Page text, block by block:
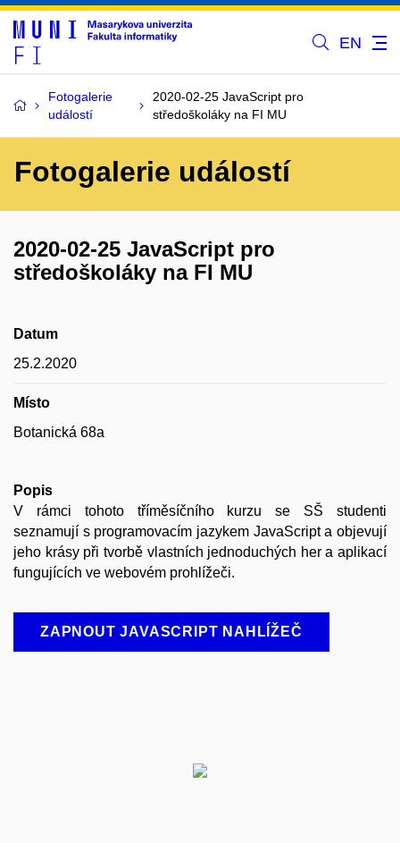
EN
Fotogalerie
událostí
2020-02-25 JavaScript pro
středoškoláky na FI MU
Fotogalerie událostí
2020-02-25 JavaScript pro
středoškoláky na FI MU
Datum
25.2.2020
Místo
Botanická 68a
Popis
V rámci tohoto tříměsíčního kurzu se SŠ studenti
seznamují s programovacím jazykem JavaScript a objevují
jeho krásy při tvorbě vlastních jednoduchých her a aplikací
fungujících ve webovém prohlížeči.
ZAPNOUT JAVASCRIPT NAHLÍŽEČ